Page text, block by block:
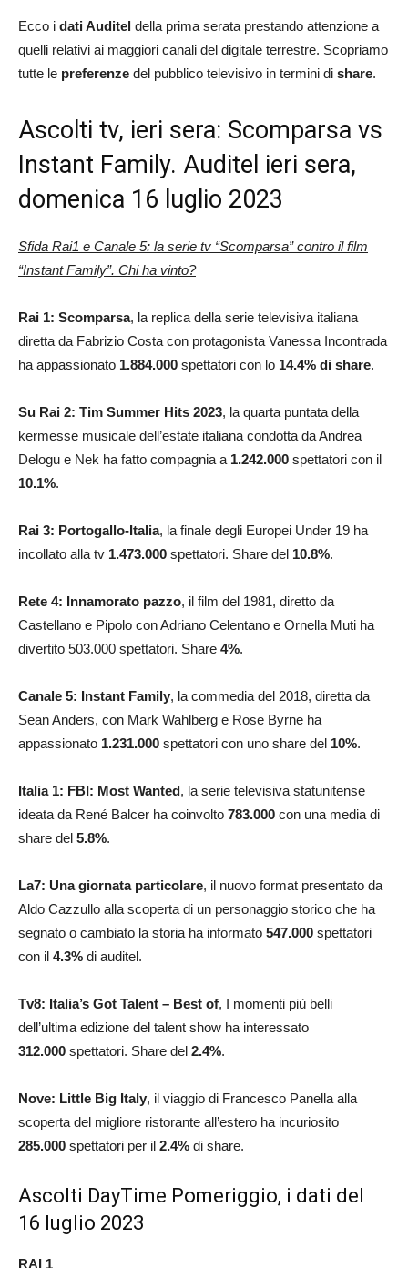
Ecco i dati Auditel della prima serata prestando attenzione a
quelli relativi ai maggiori canali del digitale terrestre. Scopriamo
tutte le preferenze del pubblico televisivo in termini di share.
Ascolti tv, ieri sera: Scomparsa vs
Instant Family. Auditel ieri sera,
domenica 16 luglio 2023
Sfida Rai1 e Canale 5: la serie tv “Scomparsa” contro il film
“Instant Family”. Chi ha vinto?
Rai 1: Scomparsa, la replica della serie televisiva italiana
diretta da Fabrizio Costa con protagonista Vanessa Incontrada
ha appassionato 1.884.000 spettatori con lo 14.4% di share.
Su Rai 2: Tim Summer Hits 2023, la quarta puntata della
kermesse musicale dell’estate italiana condotta da Andrea
Delogu e Nek ha fatto compagnia a 1.242.000 spettatori con il
10.1%.
Rai 3: Portogallo-Italia, la finale degli Europei Under 19 ha
incollato alla tv 1.473.000 spettatori. Share del 10.8%.
Rete 4: Innamorato pazzo, il film del 1981, diretto da
Castellano e Pipolo con Adriano Celentano e Ornella Muti ha
divertito 503.000 spettatori. Share 4%.
Canale 5: Instant Family, la commedia del 2018, diretta da
Sean Anders, con Mark Wahlberg e Rose Byrne ha
appassionato 1.231.000 spettatori con uno share del 10%.
Italia 1: FBI: Most Wanted, la serie televisiva statunitense
ideata da René Balcer ha coinvolto 783.000 con una media di
share del 5.8%.
La7: Una giornata particolare, il nuovo format presentato da
Aldo Cazzullo alla scoperta di un personaggio storico che ha
segnato o cambiato la storia ha informato 547.000 spettatori
con il 4.3% di auditel.
Tv8: Italia’s Got Talent – Best of, I momenti più belli
dell’ultima edizione del talent show ha interessato
312.000 spettatori. Share del 2.4%.
Nove: Little Big Italy, il viaggio di Francesco Panella alla
scoperta del migliore ristorante all’estero ha incuriosito
285.000 spettatori per il 2.4% di share.
Ascolti DayTime Pomeriggio, i dati del
16 luglio 2023
RAI 1